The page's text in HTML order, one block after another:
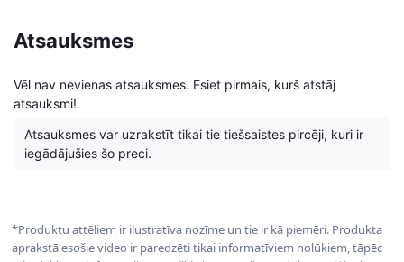
Atsauksmes
Vēl nav nevienas atsauksmes. Esiet pirmais, kurš atstāj
atsauksmi!
Atsauksmes var uzrakstīt tikai tie tiešsaistes pircēji, kuri ir
iegādājušies šo preci.
*Produktu attēliem ir ilustratīva nozīme un tie ir kā piemēri. Produkta
aprakstā esošie video ir paredzēti tikai informatīviem nolūkiem, tāpēc